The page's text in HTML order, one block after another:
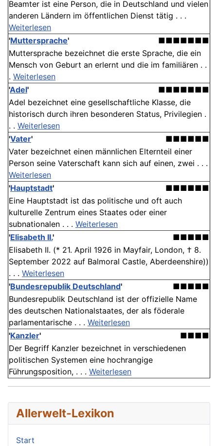
Beamter ist eine Person, die in Deutschland und vielen
anderen Ländern im öffentlichen Dienst tätig . . .
Weiterlesen
'Muttersprache'
■■■■■■■
Muttersprache bezeichnet die erste Sprache, die ein
Mensch von Geburt an erlernt und die im familiären . .
. Weiterlesen
'Adel'
■■■■■■■
Adel bezeichnet eine gesellschaftliche Klasse, die
historisch durch ihren besonderen Status, Privilegien .
. . Weiterlesen
'Vater'
■■■■■■
Vater bezeichnet einen männlichen Elternteil einer
Person seine Vaterschaft kann sich auf einen, zwei . . .
Weiterlesen
'Hauptstadt'
■■■■■■
Eine Hauptstadt ist das politische und oft auch
kulturelle Zentrum eines Staates oder einer
subnationalen . . . Weiterlesen
'Elisabeth II.'
■■■■■
Elisabeth II. (* 21. April 1926 in Mayfair, London, † 8.
September 2022 auf Balmoral Castle, Aberdeenshire))
. . . Weiterlesen
'Bundesrepublik Deutschland'
■■■■■
Bundesrepublik Deutschland ist der offizielle Name
des deutschen Nationalstaates, der als föderale
parlamentarische . . . Weiterlesen
'Kanzler'
■■■■
Der Begriff Kanzler bezeichnet in verschiedenen
politischen Systemen eine hochrangige
Führungsposition, . . . Weiterlesen
Allerwelt-Lexikon
Start